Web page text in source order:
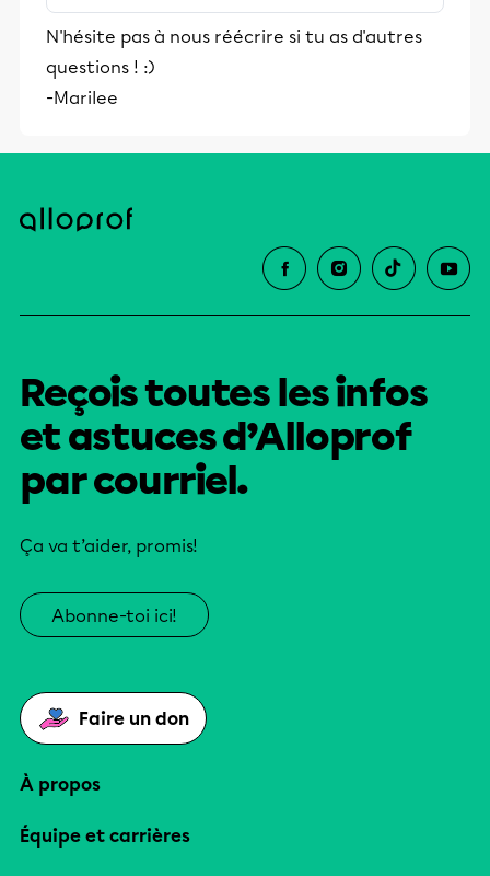
stimulants, Alloprof engage les élèves
et leurs parents dans la réussite
éducative.
N'hésite pas à nous réécrire si tu as d'autres
questions ! :)
-Marilee
Reçois toutes les infos
et astuces d’Alloprof
par courriel.
Ça va t’aider, promis!
Abonne-toi ici!
Faire un don
À propos
Équipe et carrières